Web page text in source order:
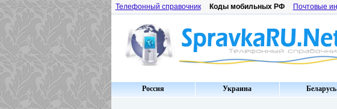
Телефонный справочник Коды мобильных РФ Почтовые
Россия Украина Беларусь